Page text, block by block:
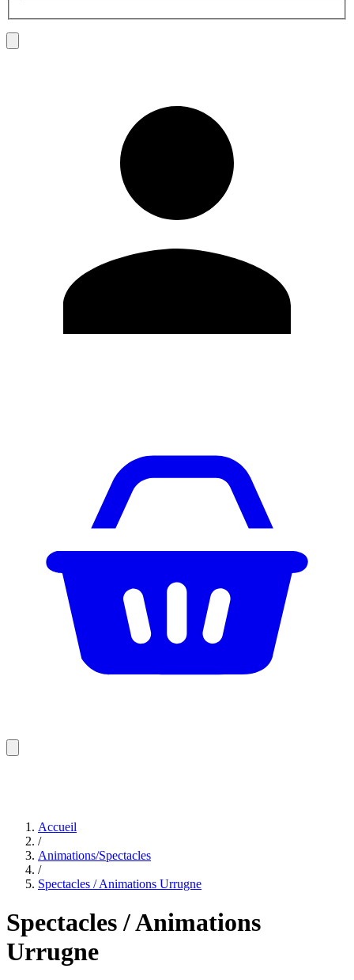
Accueil
/
Animations/Spectacles
/
Spectacles / Animations Urrugne
Spectacles / Animations
Urrugne